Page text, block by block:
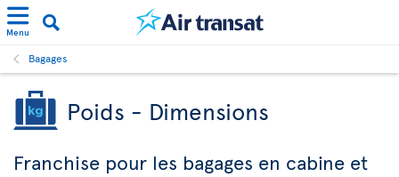
Menu
Bagages
Poids - Dimensions
Franchise pour les bagages en cabine et